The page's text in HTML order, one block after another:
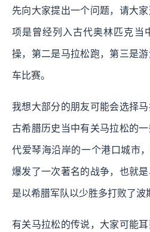
先向大家提出一个问题，请大
项是曾经列入古代奥林匹克当
操，第二是马拉松跑，第三是
车比赛。
我想大部分的朋友可能会选择
古希腊历史当中有关马拉松的
代爱琴海沿岸的一个港口城市
爆发了一次著名的战争，也就
是以希腊军队以少胜多打败了波
有关马拉松的传说，大家可能